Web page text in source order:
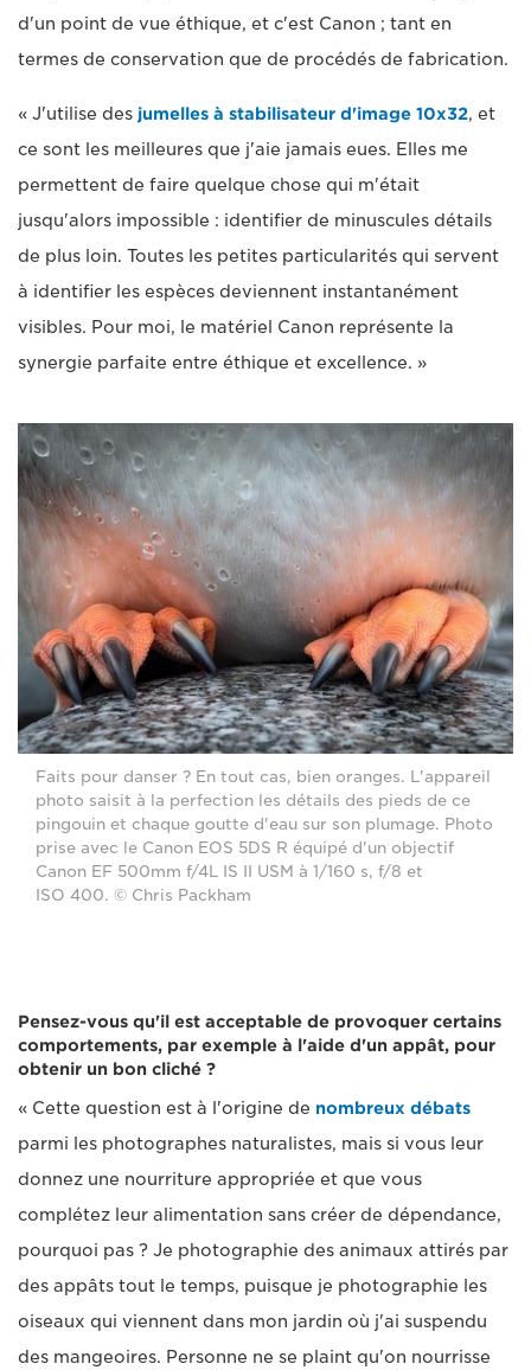
d'un point de vue éthique, et c'est Canon ; tant en
termes de conservation que de procédés de fabrication.
« J'utilise des jumelles à stabilisateur d'image 10x32, et
ce sont les meilleures que j'aie jamais eues. Elles me
permettent de faire quelque chose qui m'était
jusqu'alors impossible : identifier de minuscules détails
de plus loin. Toutes les petites particularités qui servent
à identifier les espèces deviennent instantanément
visibles. Pour moi, le matériel Canon représente la
synergie parfaite entre éthique et excellence. »
Faits pour danser ? En tout cas, bien oranges. L'appareil
photo saisit à la perfection les détails des pieds de ce
pingouin et chaque goutte d'eau sur son plumage. Photo
prise avec le Canon EOS 5DS R équipé d'un objectif
Canon EF 500mm f/4L IS II USM à 1/160 s, f/8 et
ISO 400. © Chris Packham
Pensez-vous qu'il est acceptable de provoquer certains
comportements, par exemple à l'aide d'un appât, pour
obtenir un bon cliché ?
« Cette question est à l'origine de nombreux débats
parmi les photographes naturalistes, mais si vous leur
donnez une nourriture appropriée et que vous
complétez leur alimentation sans créer de dépendance,
pourquoi pas ? Je photographie des animaux attirés par
des appâts tout le temps, puisque je photographie les
oiseaux qui viennent dans mon jardin où j'ai suspendu
des mangeoires. Personne ne se plaint qu'on nourrisse